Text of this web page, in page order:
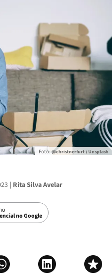
Foto:@christnerfurt / Unsplash
| Rita Silva Avelar
no Google